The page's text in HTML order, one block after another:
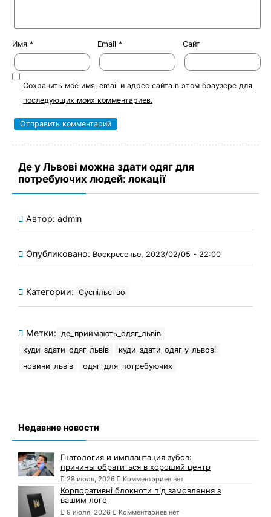
Имя * Email * Сайт
Сохранить моё имя, email и адрес сайта в этом браузере для
последующих моих комментариев.
Де у Львові можна здати одяг для
потребуючих людей: локації
Автор: admin
Опубликовано: Воскресенье, 2023/02/05 - 22:00
Категории: Суспільство
Метки:
де_приймають_одяг_львів
куди_здати_одяг_львів
куди_здати_одяг_у_львові
новини_львів
одяг_для_потребуючих
Недавние новости
Гнатология и имплантация зубов:
причины обратиться в хороший центр
28 июля, 2026 Комментариев нет
Корпоративні блокноти під замовлення з
вашим лого
9 июля, 2026 Комментариев нет